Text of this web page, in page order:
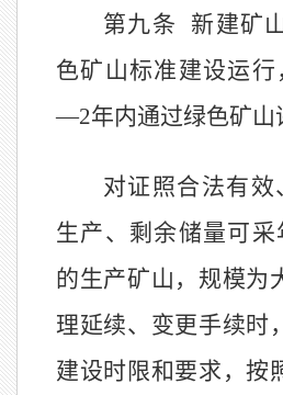
第九条
新建矿
色矿山标准建设运
—2年内通过绿色矿山
对证照合法有效
生产、剩余储量可采
的生产矿山，规模为
理延续、变更手续时
建设时限和要求，按